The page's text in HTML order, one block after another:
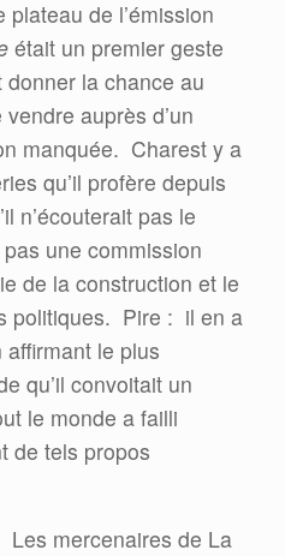
de l’émission
était un premier geste
la chance au
auprès d’un
manquée. Charest y a
qu’il profère depuis
n’écouterait pas le
une commission
de la construction et le
politiques. Pire : il en a
le plus
qu’il convoitait un
le monde a failli
de tels propos
Les mercenaires de La